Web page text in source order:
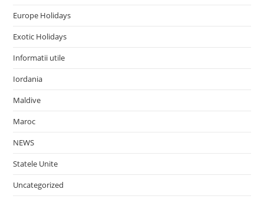
Europe Holidays
Exotic Holidays
Informatii utile
Iordania
Maldive
Maroc
NEWS
Statele Unite
Uncategorized